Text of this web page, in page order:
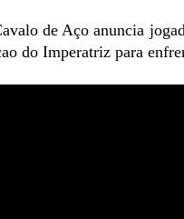
de Aço anuncia
do Imperatriz para